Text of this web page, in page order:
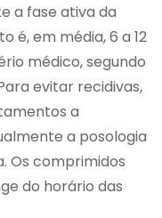
a fase ativa da
é, em média, 6 a 12
médico, segundo
evitar recidivas,
a
a posologia
Os comprimidos
do horário das